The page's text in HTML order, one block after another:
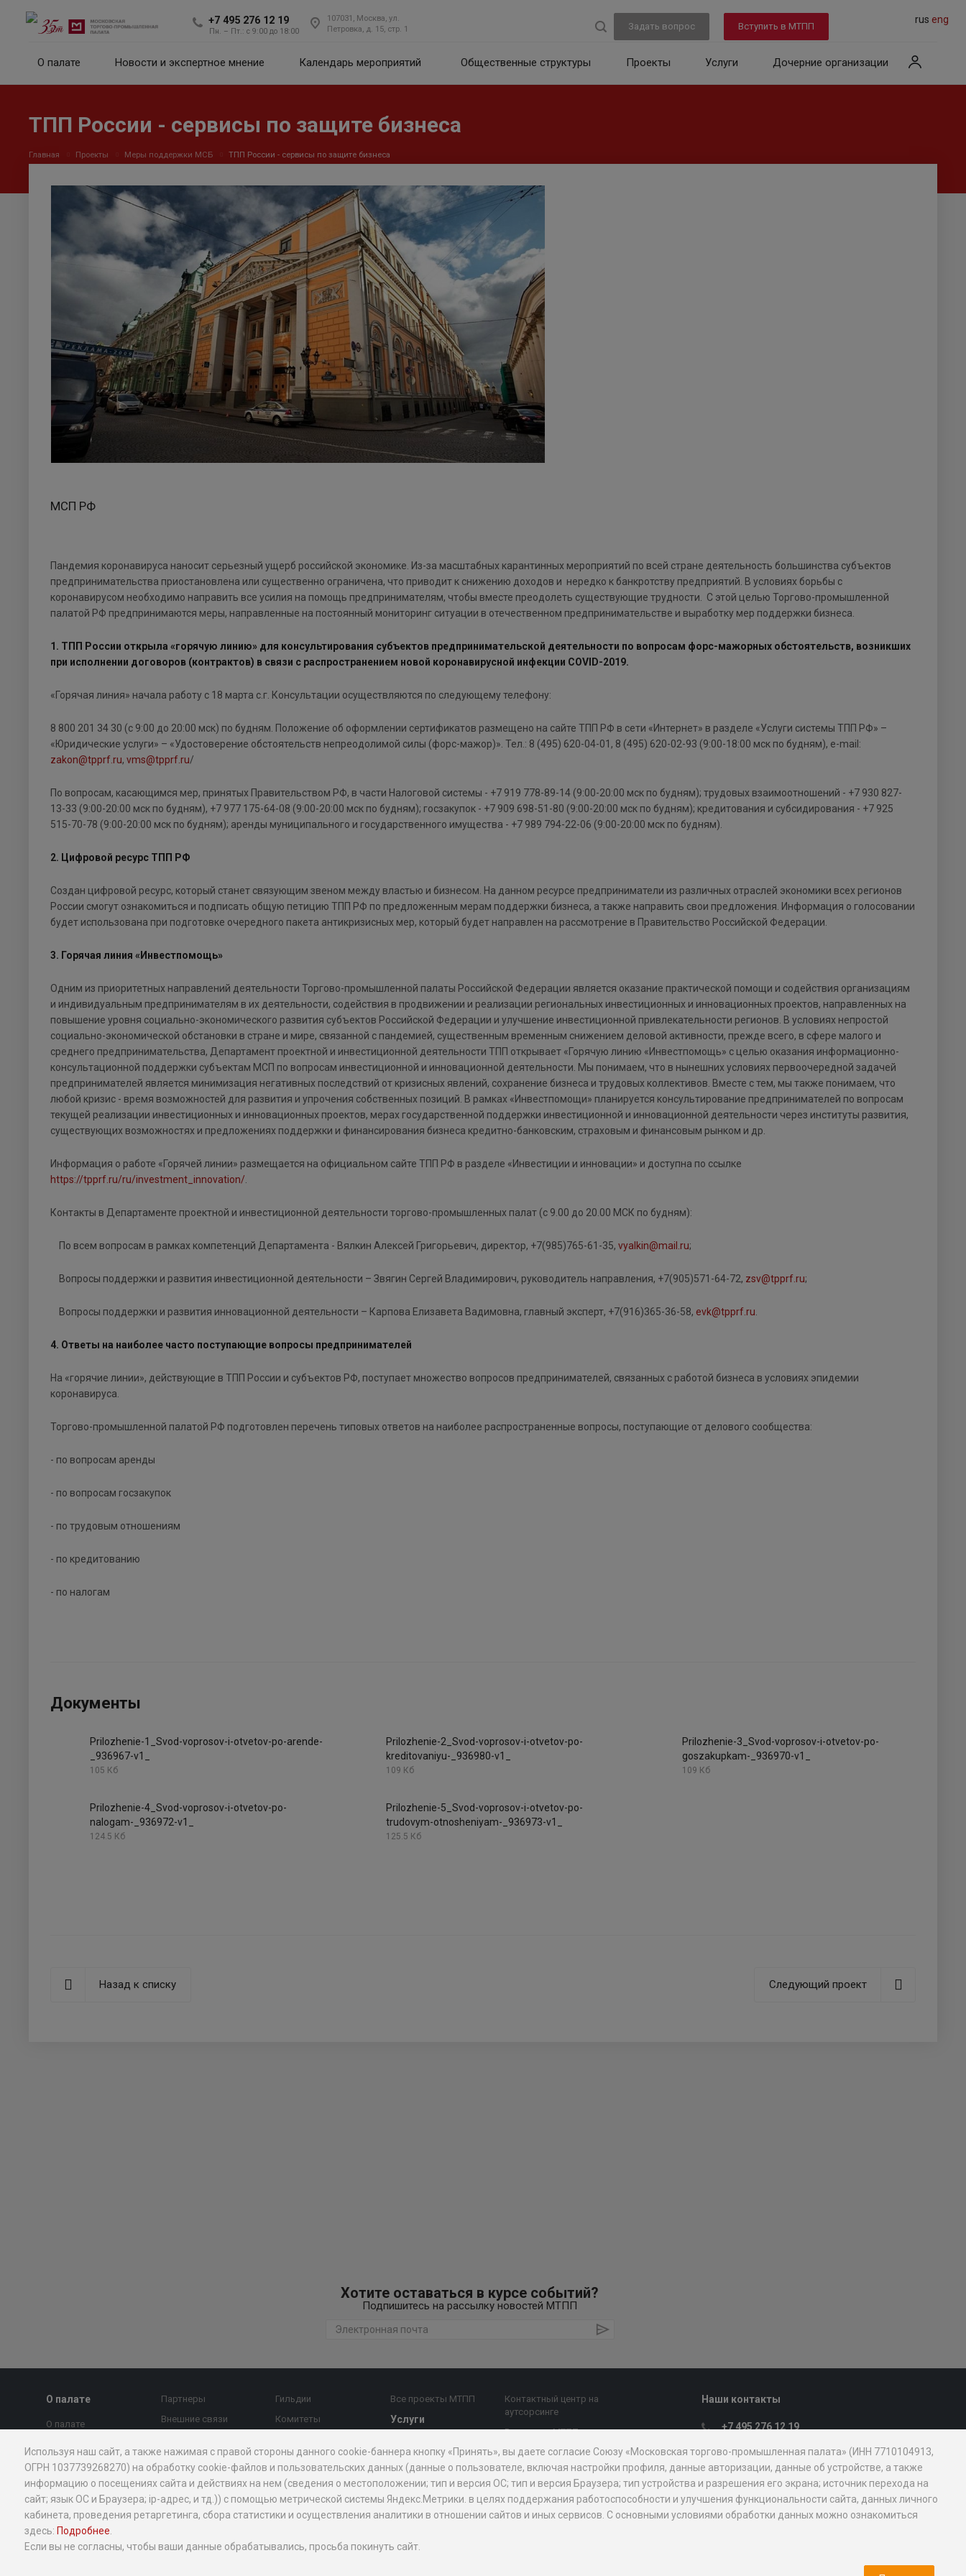
+7 495 276 12 19
Пн. – Пт.: с 9:00 до 18:00
107031, Москва, ул.
Петровка, д. 15, стр. 1
Задать вопрос Вступить в МТПП
rus eng
О палате Новости и экспертное мнение Календарь мероприятий Общественные структуры Проекты Услуги Дочерние организации
ТПП России - сервисы по защите бизнеса
Главная Проекты Меры поддержки МСБ ТПП России - сервисы по защите бизнеса
МСП РФ
Пандемия коронавируса наносит серьезный ущерб российской экономике. Из-за масштабных карантинных мероприятий по всей стране деятельность большинства субъектов
предпринимательства приостановлена или существенно ограничена, что приводит к снижению доходов и нередко к банкротству предприятий. В условиях борьбы с
коронавирусом необходимо направить все усилия на помощь предпринимателям, чтобы вместе преодолеть существующие трудности. С этой целью Торгово-промышленной
палатой РФ предпринимаются меры, направленные на постоянный мониторинг ситуации в отечественном предпринимательстве и выработку мер поддержки бизнеса.
1. ТПП России открыла «горячую линию» для консультирования субъектов предпринимательской деятельности по вопросам форс-мажорных обстоятельств, возникших
при исполнении договоров (контрактов) в связи с распространением новой коронавирусной инфекции COVID-2019.
«Горячая линия» начала работу с 18 марта с.г. Консультации осуществляются по следующему телефону:
8 800 201 34 30 (с 9:00 до 20:00 мск) по будням. Положение об оформлении сертификатов размещено на сайте ТПП РФ в сети «Интернет» в разделе «Услуги системы ТПП РФ» –
«Юридические услуги» – «Удостоверение обстоятельств непреодолимой силы (форс-мажор)». Тел.: 8 (495) 620-04-01, 8 (495) 620-02-93 (9:00-18:00 мск по будням), e-mail:
zakon@tpprf.ru, vms@tpprf.ru/
По вопросам, касающимся мер, принятых Правительством РФ, в части Налоговой системы - +7 919 778-89-14 (9:00-20:00 мск по будням); трудовых взаимоотношений - +7 930 827-
13-33 (9:00-20:00 мск по будням), +7 977 175-64-08 (9:00-20:00 мск по будням); госзакупок - +7 909 698-51-80 (9:00-20:00 мск по будням); кредитования и субсидирования - +7 925
515-70-78 (9:00-20:00 мск по будням); аренды муниципального и государственного имущества - +7 989 794-22-06 (9:00-20:00 мск по будням).
2. Цифровой ресурс ТПП РФ
Создан цифровой ресурс, который станет связующим звеном между властью и бизнесом. На данном ресурсе предприниматели из различных отраслей экономики всех регионов
России смогут ознакомиться и подписать общую петицию ТПП РФ по предложенным мерам поддержки бизнеса, а также направить свои предложения. Информация о голосовании
будет использована при подготовке очередного пакета антикризисных мер, который будет направлен на рассмотрение в Правительство Российской Федерации.
3. Горячая линия «Инвестпомощь»
Одним из приоритетных направлений деятельности Торгово-промышленной палаты Российской Федерации является оказание практической помощи и содействия организациям
и индивидуальным предпринимателям в их деятельности, содействия в продвижении и реализации региональных инвестиционных и инновационных проектов, направленных на
повышение уровня социально-экономического развития субъектов Российской Федерации и улучшение инвестиционной привлекательности регионов. В условиях непростой
социально-экономической обстановки в стране и мире, связанной с пандемией, существенным временным снижением деловой активности, прежде всего, в сфере малого и
среднего предпринимательства, Департамент проектной и инвестиционной деятельности ТПП открывает «Горячую линию «Инвестпомощь» с целью оказания информационно-
консультационной поддержки субъектам МСП по вопросам инвестиционной и инновационной деятельности. Мы понимаем, что в нынешних условиях первоочередной задачей
предпринимателей является минимизация негативных последствий от кризисных явлений, сохранение бизнеса и трудовых коллективов. Вместе с тем, мы также понимаем, что
любой кризис - время возможностей для развития и упрочения собственных позиций. В рамках «Инвестпомощи» планируется консультирование предпринимателей по вопросам
текущей реализации инвестиционных и инновационных проектов, мерах государственной поддержки инвестиционной и инновационной деятельности через институты развития,
существующих возможностях и предложениях поддержки и финансирования бизнеса кредитно-банковским, страховым и финансовым рынком и др.
Информация о работе «Горячей линии» размещается на официальном сайте ТПП РФ в разделе «Инвестиции и инновации» и доступна по ссылке
https://tpprf.ru/ru/investment_innovation/
Контакты в Департаменте проектной и инвестиционной деятельности торгово-промышленных палат (с 9.00 до 20.00 МСК по будням):
По всем вопросам в рамках компетенций Департамента - Вялкин Алексей Григорьевич, директор, +7(985)765-61-35, vyalkin@mail.ru;
Вопросы поддержки и развития инвестиционной деятельности – Звягин Сергей Владимирович, руководитель направления, +7(905)571-64-72, zsv@tpprf.ru;
Вопросы поддержки и развития инновационной деятельности – Карпова Елизавета Вадимовна, главный эксперт, +7(916)365-36-58, evk@tpprf.ru
4. Ответы на наиболее часто поступающие вопросы предпринимателей
На «горячие линии», действующие в ТПП России и субъектов РФ, поступает множество вопросов предпринимателей, связанных с работой бизнеса в условиях эпидемии
коронавируса.
Торгово-промышленной палатой РФ подготовлен перечень типовых ответов на наиболее распространенные вопросы, поступающие от делового сообщества:
- по вопросам аренды
- по вопросам госзакупок
- по трудовым отношениям
- по кредитованию
- по налогам
Документы
Prilozhenie-1_Svod-voprosov-i-otvetov-po-arende-
_936967-v1_
105 Кб
Prilozhenie-2_Svod-voprosov-i-otvetov-po-
kreditovaniyu-_936980-v1_
109 Кб
Prilozhenie-3_Svod-voprosov-i-otvetov-po-
goszakupkam-_936970-v1_
109 Кб
Prilozhenie-4_Svod-voprosov-i-otvetov-po-
nalogam-_936972-v1_
124.5 Кб
Prilozhenie-5_Svod-voprosov-i-otvetov-po-
trudovym-otnosheniyam-_936973-v1_
125.5 Кб
Назад к списку Следующий проект
Хотите оставаться в курсе событий?
Подпишитесь на рассылку новостей МТПП
О палате
О палате
Президент
Правление
Вице-президенты
Стратегия
Структура
Партнеры
Внешние связи
коррупции
Контакты
Новости и
экспертное мнение
Календарь
Гильдии
Комитеты
Экспертный совет
МТПП
Проекты
Миллион призов
Все проекты МТПП
Услуги
диагностика
предпринимательства
Внешнеэкономическая
Юридическая помощь
Контактный центр на
аутсорсинге
Все услуги МТПП
Дочерние
организации
АО "Мосэкспертиза"
БЦ "Меркурий"
Наши контакты
+7 495 276 12 19
107031, Москва, ул. Петровка, д. 15, стр.
1
mostpp@mostpp.ru
Пресс-служба
Используя наш сайт, а также нажимая с правой стороны данного cookie-баннера кнопку «Принять», вы даете согласие Союзу «Московская торгово-промышленная палата» (ИНН 7710104913,
ОГРН 1037739268270) на обработку cookie-файлов и пользовательских данных (данные о пользователе, включая настройки профиля, данные авторизации, данные об устройстве, а также
информацию о посещениях сайта и действиях на нем (сведения о местоположении; тип и версия ОС; тип и версия Браузера; тип устройства и разрешения его экрана; источник перехода на
сайт; язык ОС и Браузера; ip-адрес, и тд.)) с помощью метрической системы Яндекс.Метрики. в целях поддержания работоспособности и улучшения функциональности сайта, данных личного
кабинета, проведения ретаргетинга, сбора статистики и осуществления аналитики в отношении сайтов и иных сервисов. С основными условиями обработки данных можно ознакомиться
здесь: Подробнее
Если вы не согласны, чтобы ваши данные обрабатывались, просьба покинуть сайт.